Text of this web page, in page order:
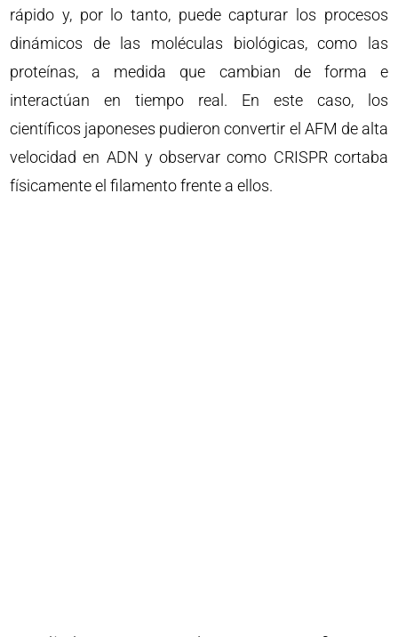
rápido y, por lo tanto, puede capturar los procesos
dinámicos de las moléculas biológicas, como las
proteínas, a medida que cambian de forma e
interactúan en tiempo real. En este caso, los
científicos japoneses pudieron convertir el AFM de alta
velocidad en ADN y observar como CRISPR cortaba
físicamente el filamento frente a ellos.